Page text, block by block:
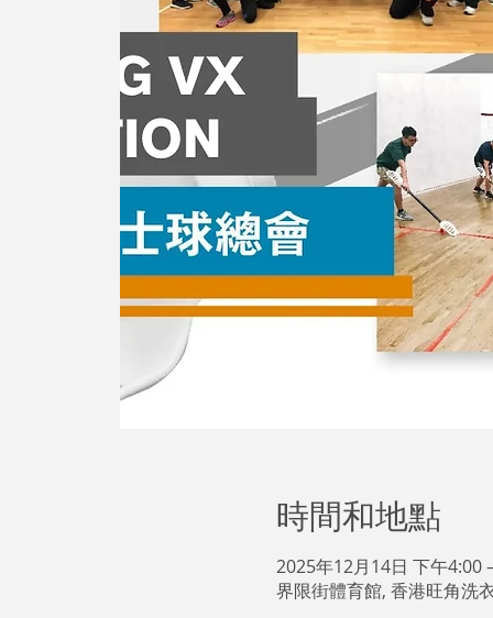
時間和地點
2025年12月14日 下午4:00
界限街體育館, 香港旺角洗